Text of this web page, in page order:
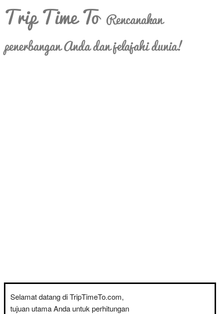
Trip Time To Rencanakan
penerbangan Anda dan jelajahi dunia!
Selamat datang di TripTimeTo.com,
tujuan utama Anda untuk perhitungan